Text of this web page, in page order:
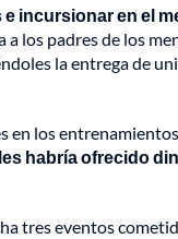
incursionar en el
los padres de los
la entrega de
en los
habría ofrecido
tres eventos